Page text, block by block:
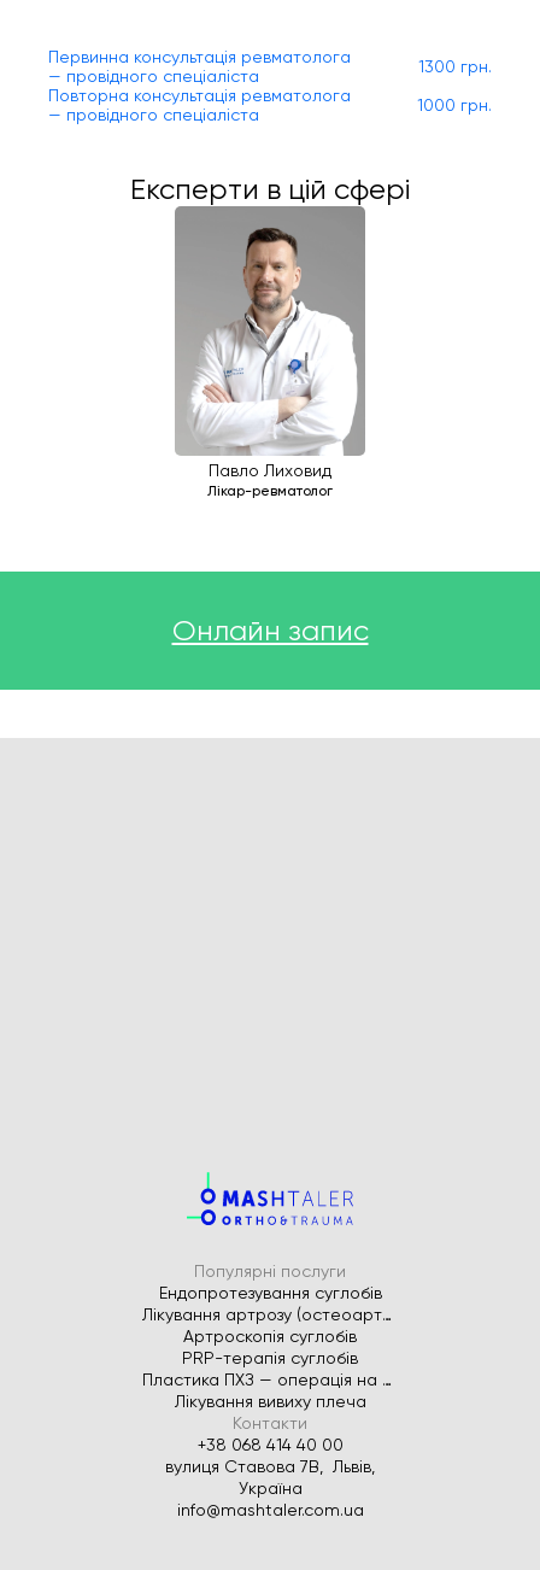
1300 грн.
Первинна консультація ревматолога
— провідного спеціаліста
1000 грн.
Повторна консультація ревматолога
— провідного спеціаліста
Експерти в цій сфері
Павло Лиховид
Лікар-ревматолог
Онлайн запис
Популярні послуги
Ендопротезування суглобів
Лікування артрозу (остеоартрозу)
Артроскопія суглобів
PRP-терапія суглобів
Пластика ПХЗ — операція на передню хрестоподібну зв’язку
Лікування вивиху плеча
Контакти
+38 068 414 40 00
вулиця Ставова 7В, Львів,
Україна
info@mashtaler.com.ua